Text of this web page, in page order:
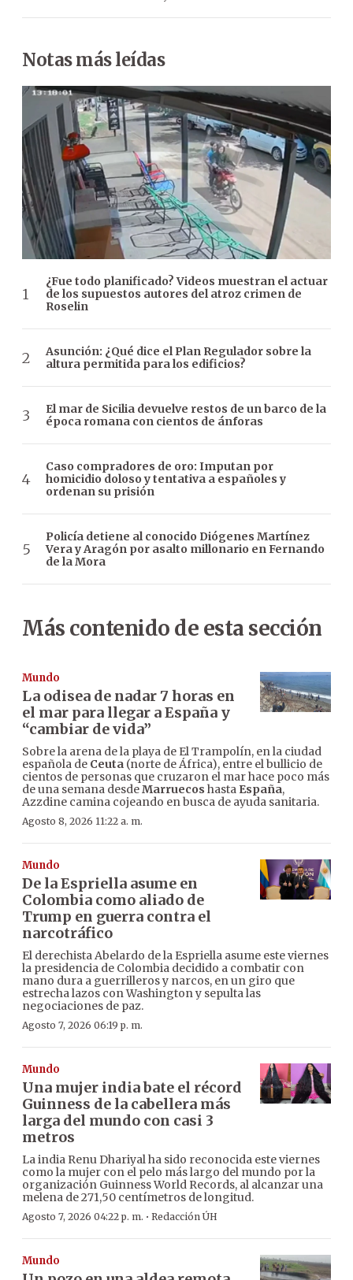
Notas más leídas
¿Fue todo planificado? Videos muestran el actuar
de los supuestos autores del atroz crimen de
Roselin
Asunción: ¿Qué dice el Plan Regulador sobre la
altura permitida para los edificios?
El mar de Sicilia devuelve restos de un barco de la
época romana con cientos de ánforas
Caso compradores de oro: Imputan por
homicidio doloso y tentativa a españoles y
ordenan su prisión
Policía detiene al conocido Diógenes Martínez
Vera y Aragón por asalto millonario en Fernando
de la Mora
Más contenido de esta sección
Mundo
La odisea de nadar 7 horas en
el mar para llegar a España y
“cambiar de vida”
Sobre la arena de la playa de El Trampolín, en la ciudad
española de Ceuta (norte de África), entre el bullicio de
cientos de personas que cruzaron el mar hace poco más
de una semana desdeMarruecos hasta España,
Azzdine camina cojeando en busca de ayuda sanitaria.
Agosto 8, 2026 11:22 a. m.
Mundo
De la Espriella asume en
Colombia como aliado de
Trump en guerra contra el
narcotráfico
El derechista Abelardo de la Espriella asume este viernes
la presidencia de Colombia decidido a combatir con
mano dura a guerrilleros y narcos, en un giro que
estrecha lazos con Washington y sepulta las
negociaciones de paz.
Agosto 7, 2026 06:19 p. m.
Mundo
Una mujer india bate el récord
Guinness de la cabellera más
larga del mundo con casi 3
metros
La india Renu Dhariyal ha sido reconocida este viernes
como la mujer con el pelo más largo del mundo por la
organización Guinness World Records, al alcanzar una
melena de 271,50 centímetros de longitud.
Agosto 7, 2026 04:22 p. m. · Redacción ÚH
Mundo